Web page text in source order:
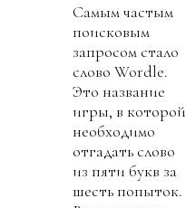
Самым частым
поисковым
запросом стало
слово Wordle.
Это название
игры, в которой
необходимо
отгадать слово
из пяти букв за
шесть попыток.